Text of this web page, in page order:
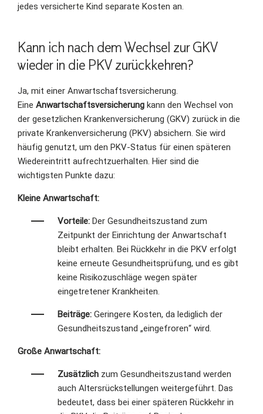
jedes versicherte Kind separate Kosten an.
Kann ich nach dem Wechsel zur GKV
wieder in die PKV zurückkehren?
Ja, mit einer Anwartschaftsversicherung.
Eine Anwartschaftsversicherung kann den Wechsel von
der gesetzlichen Krankenversicherung (GKV) zurück in die
private Krankenversicherung (PKV) absichern. Sie wird
häufig genutzt, um den PKV-Status für einen späteren
Wiedereintritt aufrechtzuerhalten. Hier sind die
wichtigsten Punkte dazu:
Kleine Anwartschaft:
Vorteile:Der Gesundheitszustand zum
Zeitpunkt der Einrichtung der Anwartschaft
bleibt erhalten. Bei Rückkehr in die PKV erfolgt
keine erneute Gesundheitsprüfung, und es gibt
keine Risikozuschläge wegen später
eingetretener Krankheiten.
Beiträge:Geringere Kosten, da lediglich der
Gesundheitszustand „eingefroren“ wird.
Große Anwartschaft:
Zusätzlichzum Gesundheitszustand werden
auch Altersrückstellungen weitergeführt. Das
bedeutet, dass bei einer späteren Rückkehr in